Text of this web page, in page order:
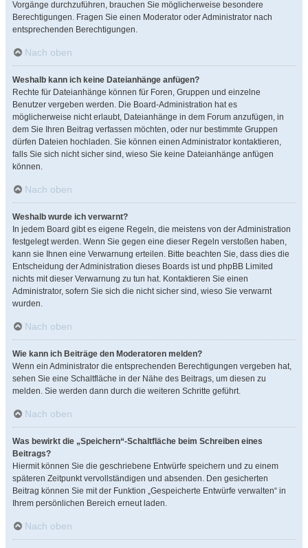
Vorgänge durchzuführen, brauchen Sie möglicherweise besondere
Berechtigungen. Fragen Sie einen Moderator oder Administrator nach
entsprechenden Berechtigungen.
Nach oben
Weshalb kann ich keine Dateianhänge anfügen?
Rechte für Dateianhänge können für Foren, Gruppen und einzelne
Benutzer vergeben werden. Die Board-Administration hat es
möglicherweise nicht erlaubt, Dateianhänge in dem Forum anzufügen, in
dem Sie Ihren Beitrag verfassen möchten, oder nur bestimmte Gruppen
dürfen Dateien hochladen. Sie können einen Administrator kontaktieren,
falls Sie sich nicht sicher sind, wieso Sie keine Dateianhänge anfügen
können.
Nach oben
Weshalb wurde ich verwarnt?
In jedem Board gibt es eigene Regeln, die meistens von der Administration
festgelegt werden. Wenn Sie gegen eine dieser Regeln verstoßen haben,
kann sie Ihnen eine Verwarnung erteilen. Bitte beachten Sie, dass dies die
Entscheidung der Administration dieses Boards ist und phpBB Limited
nichts mit dieser Verwarnung zu tun hat. Kontaktieren Sie einen
Administrator, sofern Sie sich die nicht sicher sind, wieso Sie verwarnt
wurden.
Nach oben
Wie kann ich Beiträge den Moderatoren melden?
Wenn ein Administrator die entsprechenden Berechtigungen vergeben hat,
sehen Sie eine Schaltfläche in der Nähe des Beitrags, um diesen zu
melden. Sie werden dann durch die weiteren Schritte geführt.
Nach oben
Was bewirkt die „Speichern“-Schaltfläche beim Schreiben eines
Beitrags?
Hiermit können Sie die geschriebene Entwürfe speichern und zu einem
späteren Zeitpunkt vervollständigen und absenden. Den gesicherten
Beitrag können Sie mit der Funktion „Gespeicherte Entwürfe verwalten“ in
Ihrem persönlichen Bereich erneut laden.
Nach oben